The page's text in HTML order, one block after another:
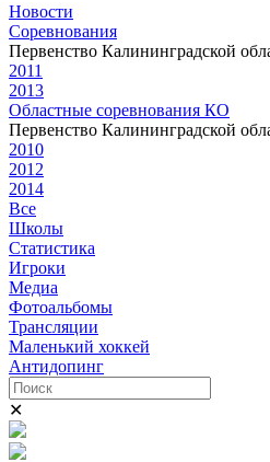
Новости
Соревнования
Первенство Калининградской
2011
2013
Областные соревнования КО
Первенство Калининградской
2010
2012
2014
Все
Школы
Статистика
Игроки
Медиа
Фотоальбомы
Трансляции
Маленький хоккей
Антидопинг
✕